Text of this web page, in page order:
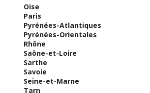
Oise
Paris
Pyrénées-Atlantiques
Pyrénées-Orientales
Rhône
Saône-et-Loire
Sarthe
Savoie
Seine-et-Marne
Tarn